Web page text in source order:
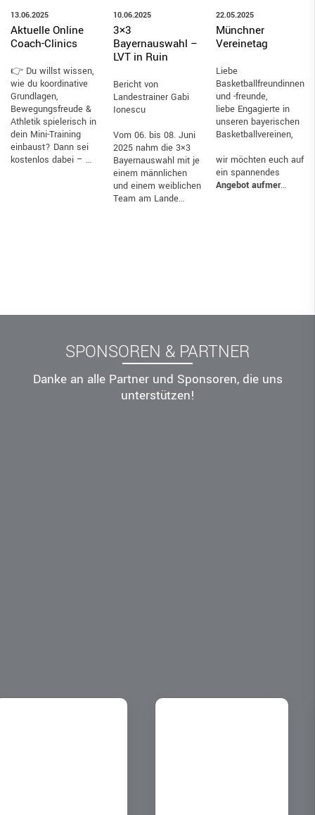
13.06.2025
Aktuelle Online
Coach-Clinics
👉 Du willst wissen,
wie du koordinative
Grundlagen,
Bewegungsfreude &
Athletik spielerisch in
dein Mini-Training
einbaust? Dann sei
kostenlos dabei – …
10.06.2025
3×3
Bayernauswahl –
LVT in Ruin
Bericht von
Landestrainer Gabi
Ionescu
Vom 06. bis 08. Juni
2025 nahm die 3×3
Bayernauswahl mit je
einem männlichen
und einem weiblichen
Team am Lande…
22.05.2025
Münchner
Vereinetag
Liebe
Basketballfreundinnen
und -freunde,
liebe Engagierte in
unseren bayerischen
Basketballvereinen,
wir möchten euch auf
ein spannendes
Angebot aufmer…
SPONSOREN & PARTNER
Danke an alle Partner und Sponsoren, die uns
unterstützen!